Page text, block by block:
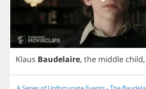
Klaus Baudelaire, the middle child,